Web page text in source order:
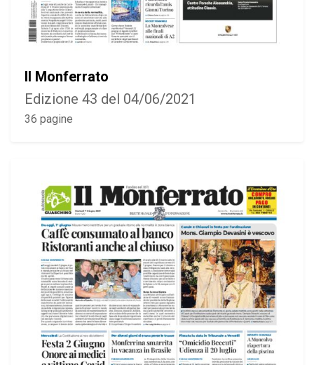
Il Monferrato
Edizione 43 del 04/06/2021
36 pagine